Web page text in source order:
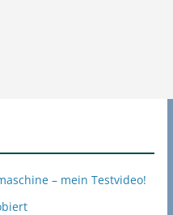
– mein Testvideo!